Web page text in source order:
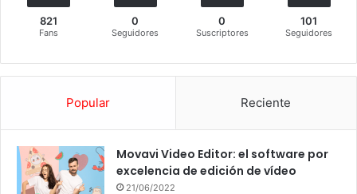
821
Fans
0
Seguidores
0
Suscriptores
101
Seguidores
Popular Reciente
Movavi Video Editor: el software por
excelencia de edición de vídeo
21/06/2022